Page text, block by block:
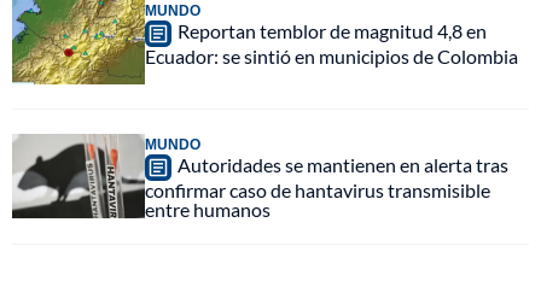
MUNDO
Reportan temblor de magnitud 4,8 en
Ecuador: se sintió en municipios de Colombia
MUNDO
Autoridades se mantienen en alerta tras
confirmar caso de hantavirus transmisible
entre humanos